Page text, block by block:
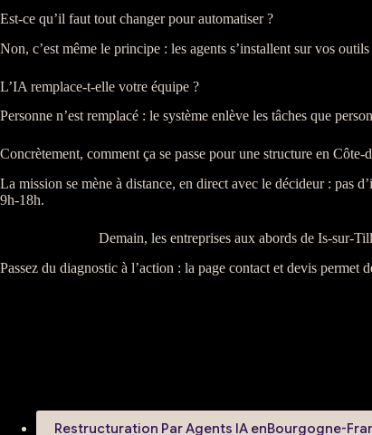
Est-ce qu’il faut tout changer pour automatiser ?
Non, c’est même le principe : les agents s’installent sur vos
L’IA remplace-t-elle votre équipe ?
Personne n’est remplacé : le système enlève les tâches que
Concrètement, comment ça se passe pour une structure en Côte-
La mission se mène à distance, en direct avec le décideur : pas
9h-18h.
Demain, les entreprises aux abords de Is-sur-
Passez du diagnostic à l’action : la page contact et devis permet
Restructuration Par Agents IA enBourgogne-